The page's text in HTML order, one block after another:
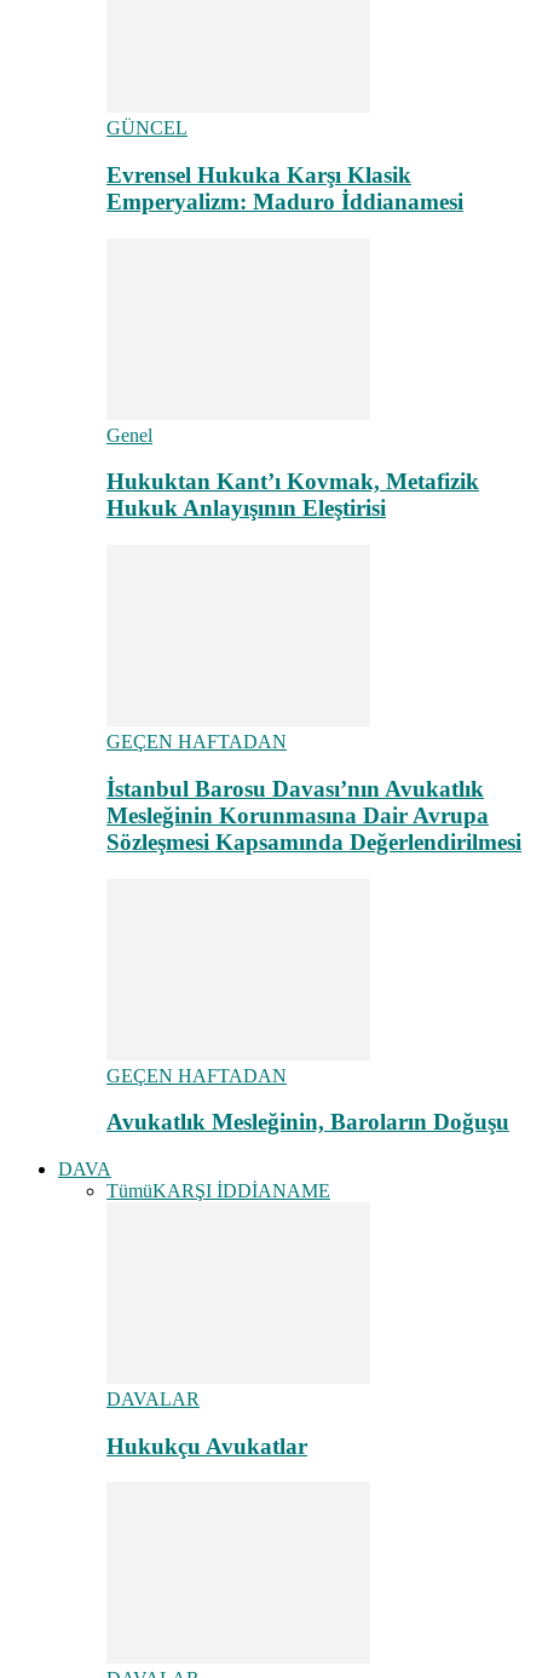
GÜNCEL
Evrensel Hukuka Karşı Klasik
Emperyalizm: Maduro İddianamesi
Genel
Hukuktan Kant’ı Kovmak, Metafizik
Hukuk Anlayışının Eleştirisi
GEÇEN HAFTADAN
İstanbul Barosu Davası’nın Avukatlık
Mesleğinin Korunmasına Dair Avrupa
Sözleşmesi Kapsamında Değerlendirilmesi
GEÇEN HAFTADAN
Avukatlık Mesleğinin, Baroların Doğuşu
DAVA
TümüKARŞI İDDİANAME
DAVALAR
Hukukçu Avukatlar